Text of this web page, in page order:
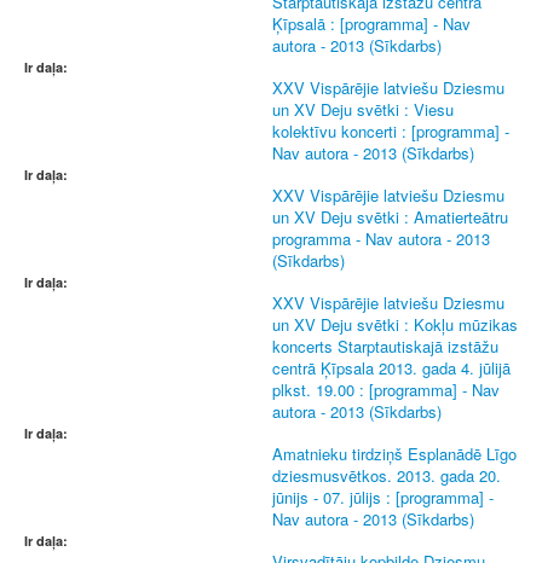
Ķīpsalā : [programma] - Nav
autora - 2013 (Sīkdarbs)
Ir daļa:
XXV Vispārējie latviešu Dziesmu
un XV Deju svētki : Viesu
kolektīvu koncerti : [programma] -
Nav autora - 2013 (Sīkdarbs)
Ir daļa:
XXV Vispārējie latviešu Dziesmu
un XV Deju svētki : Amatierteātru
programma - Nav autora - 2013
(Sīkdarbs)
Ir daļa:
XXV Vispārējie latviešu Dziesmu
un XV Deju svētki : Kokļu mūzikas
koncerts Starptautiskajā izstāžu
centrā Ķīpsala 2013. gada 4. jūlijā
plkst. 19.00 : [programma] - Nav
autora - 2013 (Sīkdarbs)
Ir daļa:
Amatnieku tirdziņš Esplanādē Līgo
dziesmusvētkos. 2013. gada 20.
jūnijs - 07. jūlijs : [programma] -
Nav autora - 2013 (Sīkdarbs)
Ir daļa: